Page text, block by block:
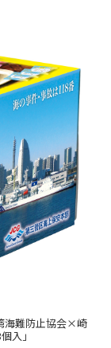
海難防止協会×崎
入」